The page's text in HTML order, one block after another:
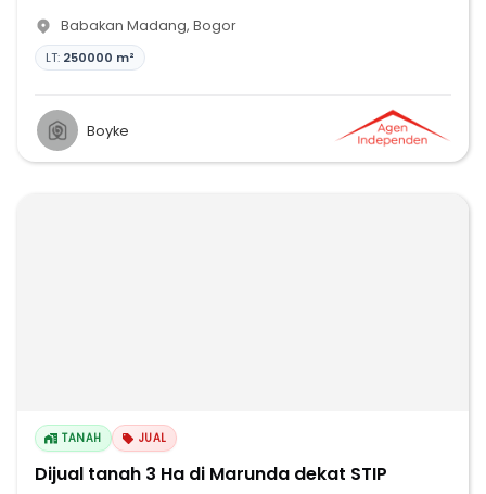
Babakan Madang, Bogor
LT: 250000 m²
Boyke
TANAH JUAL
Dijual tanah 3 Ha di Marunda dekat STIP